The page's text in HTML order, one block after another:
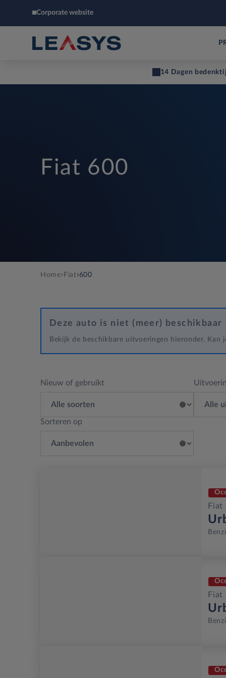
Corporate website
14 Dagen
Fiat 600
Home› Fiat›600
Deze auto is niet (meer) beschikbaar
Bekijk de beschikbare uitvoeringen hieronder.
Nieuw of gebruikt
Sorteren op
Fiat
Fiat